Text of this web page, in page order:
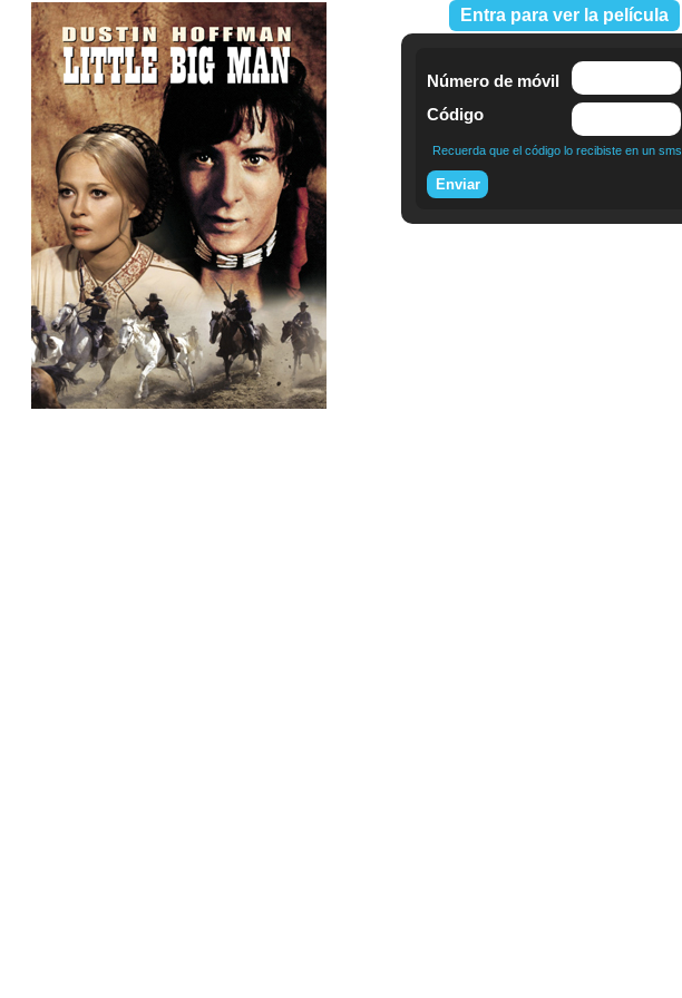
Entra para ver la película
Número de móvil
Código
Recuerda que el código lo recibiste en un sms